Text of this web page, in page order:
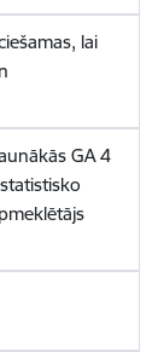
lai
GA 4